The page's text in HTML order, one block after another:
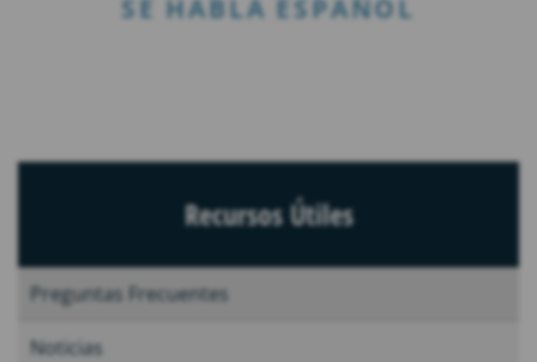
SE HABLA ESPAÑOL
Recursos Útiles
Preguntas Frecuentes
Noticias